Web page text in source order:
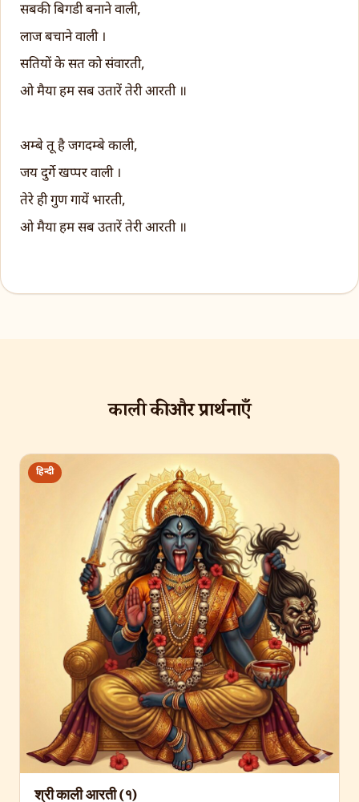
सबकी बिगडी बनाने वाली,
लाज बचाने वाली ।
सतियों के सत को संवारती,
ओ मैया हम सब उतारें तेरी आरती ॥
अम्बे तू है जगदम्बे काली,
जय दुर्गे खप्पर वाली ।
तेरे ही गुण गायें भारती,
ओ मैया हम सब उतारें तेरी आरती ॥
काली की और प्रार्थनाएँ
हिन्दी
श्री काली आरती (१)